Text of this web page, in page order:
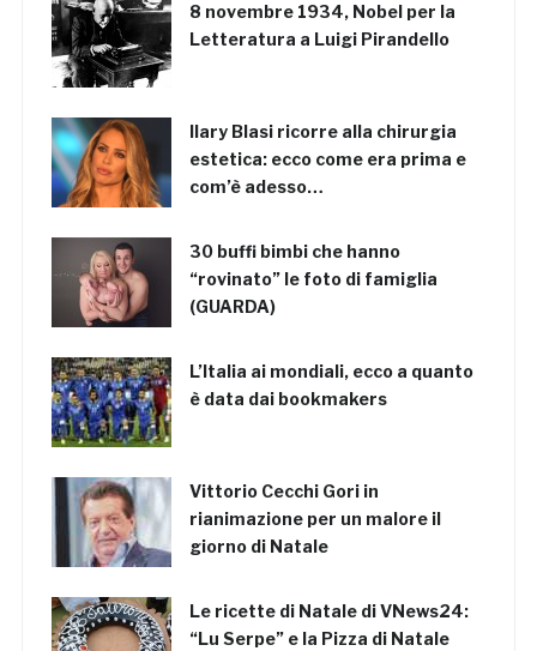
8 novembre 1934, Nobel per la
Letteratura a Luigi Pirandello
Ilary Blasi ricorre alla chirurgia
estetica: ecco come era prima e
com’è adesso…
30 buffi bimbi che hanno
“rovinato” le foto di famiglia
(GUARDA)
L’Italia ai mondiali, ecco a quanto
è data dai bookmakers
Vittorio Cecchi Gori in
rianimazione per un malore il
giorno di Natale
Le ricette di Natale di VNews24:
“Lu Serpe” e la Pizza di Natale